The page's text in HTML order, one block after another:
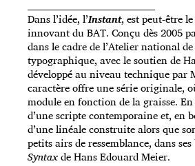
Dans l’idée, l’Instant, est peut-être
innovant du BAT. Conçu dès 2005
dans le cadre de l’Atelier national
typographique, avec le soutien de
développé au niveau technique par
caractère offre une série originale,
module en fonction de la graisse.
d’une scripte contemporaine et, en
d’une linéale construite alors que
petits airs de ressemblance, dans ses
Syntaxde Hans Edouard Meier.